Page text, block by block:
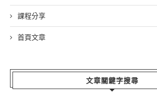
課程分享
首頁文章
文章關鍵字搜尋